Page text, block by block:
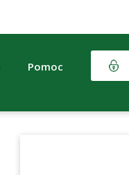
Pomoc